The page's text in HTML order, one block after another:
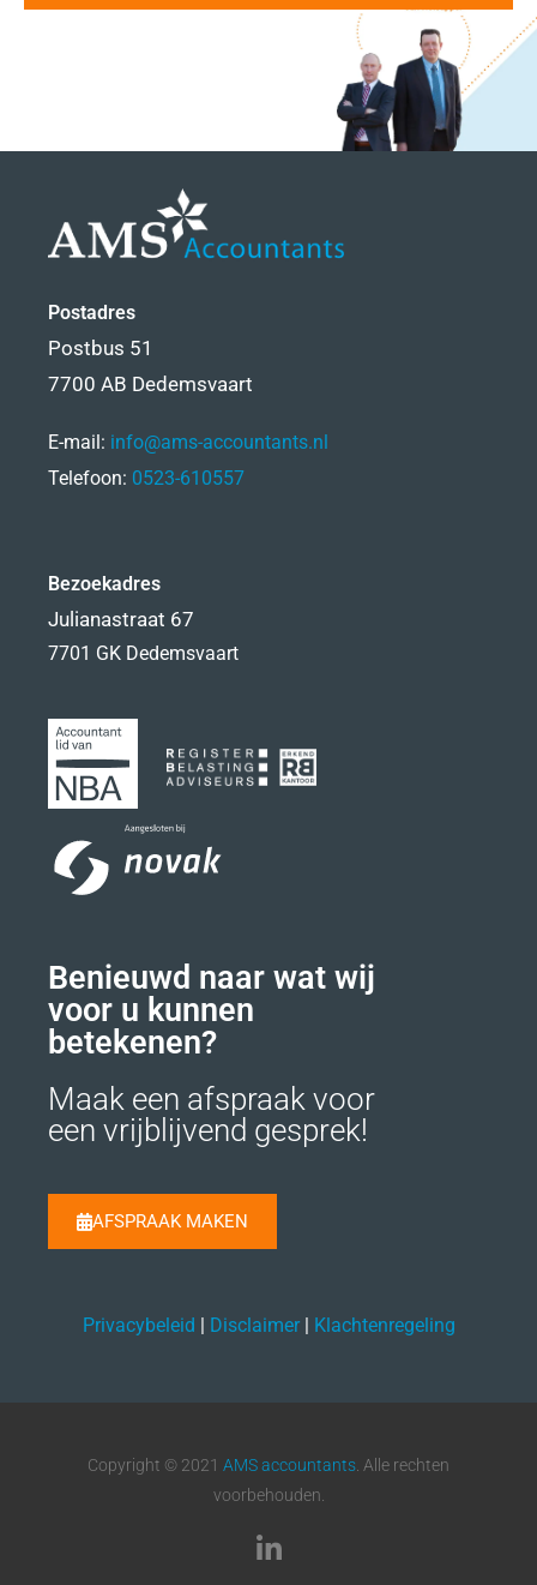
Postadres
Postbus 51
7700 AB Dedemsvaart
E-mail: info@ams-accountants.nl
Telefoon: 0523-610557
Bezoekadres
Julianastraat 67
7701 GK Dedemsvaart
Benieuwd naar wat wij
voor u kunnen
betekenen?
Maak een afspraak voor
een vrijblijvend gesprek!
AFSPRAAK MAKEN
Privacybeleid Disclaimer| Klachtenregeling
Copyright © 2021 AMS accountants. Alle rechten
voorbehouden.